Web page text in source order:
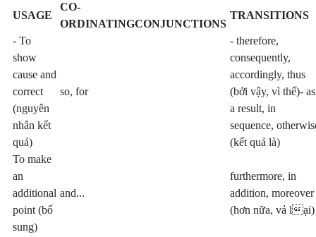
USAGE
CO-
ORDINATINGCONJUNCTIONS
TRANSITIONS
- To
show
cause and
correct
(nguyên
nhân kết
quả)
so, for
- therefore,
consequently,
accordingly, thus
(bởi vậy, vì thế)- as
a result, in
sequence,
(kết quả là)
To make
an
additional
point(bổ
sung)
and...
furthermore, in
addition, moreover
(hơn nữa, vả lại)